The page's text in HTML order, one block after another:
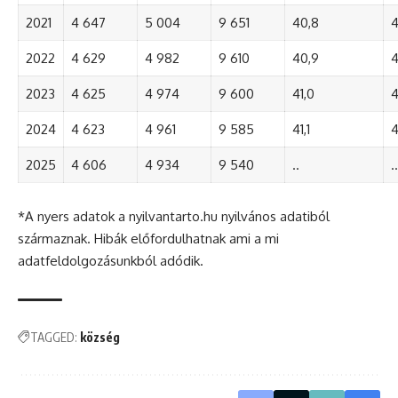
2021 4 647 5 004 9 651 40,8
2022 4 629 4 982 9 610 40,9
2023 4 625 4 974 9 600 41,0
2024 4 623 4 961 9 585 41,1
2025 4 606 4 934 9 540 .. ..
*A nyers adatok a nyilvantarto.hu nyilvános adatiból
származnak. Hibák előfordulhatnak ami a mi
adatfeldolgozásunkból adódik.
TAGGED: község